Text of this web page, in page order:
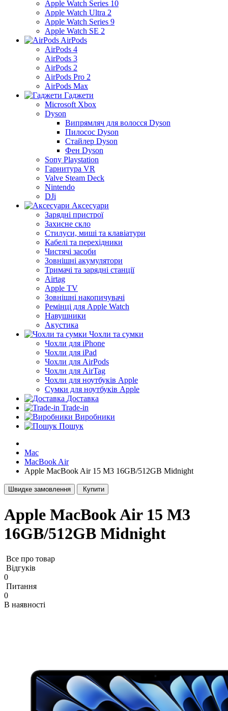
Apple Watch Series 10
Apple Watch Ultra 2
Apple Watch Series 9
Apple Watch SE 2
AirPods
AirPods 4
AirPods 3
AirPods 2
AirPods Pro 2
AirPods Max
Гаджети
Microsoft Xbox
Dyson
Випрямляч для волосся Dyson
Пилосос Dyson
Стайлер Dyson
Фен Dyson
Sony Playstation
Гарнитура VR
Valve Steam Deck
Nintendo
DJi
Аксесуари
Зарядні пристрої
Захисне скло
Стилуси, миші та клавіатури
Кабелі та перехідники
Чистячі засоби
Зовнішні акумулятори
Тримачі та зарядні станції
Airtag
Apple TV
Зовнішні накопичувачі
Ремінці для Apple Watch
Навушники
Акустика
Чохли та сумки
Чохли для iPhone
Чохли для iPad
Чохли для AirPods
Чохли для AirTag
Чохли для ноутбуків Apple
Сумки для ноутбуків Apple
Доставка
Trade-in
Виробники
Пошук
Mac
MacBook Air
Apple MacBook Air 15 M3 16GB/512GB Midnight
Швидке замовлення Купити
Apple MacBook Air 15 M3
16GB/512GB Midnight
Все про товар
Відгуків
0
Питання
0
В наявності